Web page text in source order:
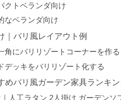
クトベランダ向け
なベランダ向け
｜バリ風レイアウト例
角にバリリゾートコーナーを作る
デッキをバリリゾート化する
めバリ風ガーデン家具ランキ
人工ラタン 2人掛け ガーデンソ